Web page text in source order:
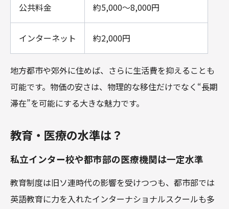
公共料金 約5,000～8,000円
インターネット 約2,000円
地方都市や郊外に住めば、さらに生活費を抑えることも
可能です。物価の安さは、物理的な移住だけでなく“長期
滞在”を可能にする大きな魅力です。
教育・医療の水準は？
私立インター校や都市部の医療機関は一定水準
教育制度は旧ソ連時代の影響を受けつつも、都市部では
英語教育に力を入れたインターナショナルスクールも多